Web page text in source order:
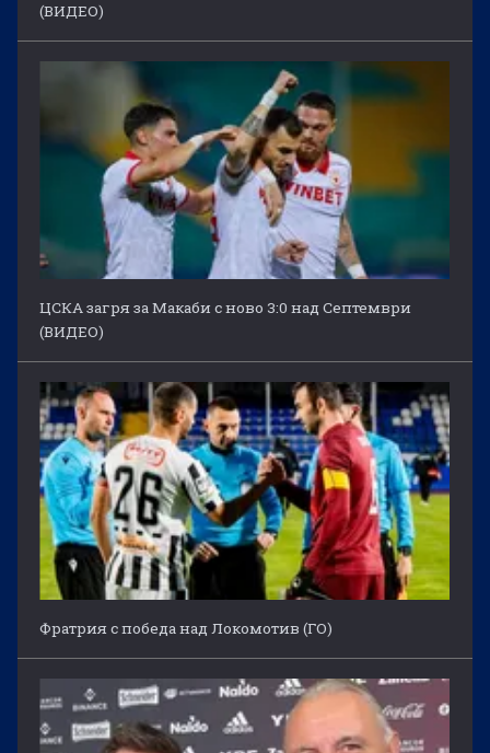
(ВИДЕО)
ЦСКА загря за Макаби с ново 3:0 над Септември
(ВИДЕО)
Фратрия с победа над Локомотив (ГО)